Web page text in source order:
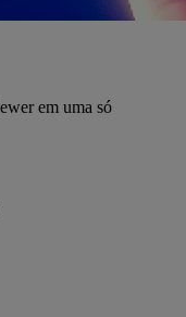
em uma só